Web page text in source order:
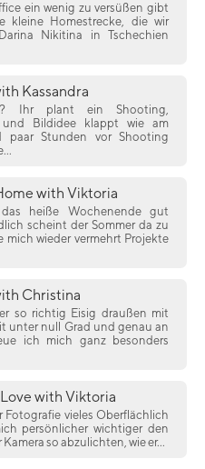
ein wenig zu versüßen gibt
kleine Homestrecke, die wir
Nikitina in Tschechien
Kassandra
Ihr plant ein Shooting,
und Bildidee klappt wie am
paar Stunden vor Shooting
with Viktoria
heiße Wochenende gut
scheint der Sommer da zu
mich wieder vermehrt Projekte
Christina
so richtig Eisig draußen mit
unter null Grad und genau an
ich mich ganz besonders
with Viktoria
Fotografie vieles Oberflächlich
persönlicher wichtiger den
so abzulichten, wie er...